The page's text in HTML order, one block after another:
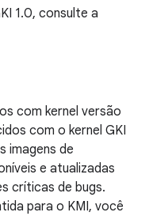
1.0, consulte a
com kernel versão
com o kernel GKI
imagens de
e atualizadas
críticas de bugs.
para o KMI, você